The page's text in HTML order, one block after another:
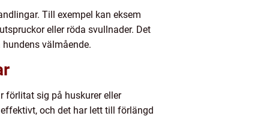
Till exempel kan eksem
eller röda svullnader. Det
välmående.
förlitat sig på huskurer eller
och det har lett till förlängd